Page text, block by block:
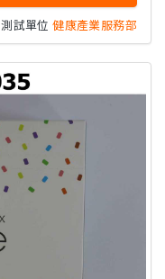
測試單位 健康產業服務部